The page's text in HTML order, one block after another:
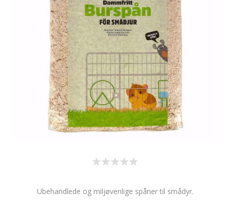
Ubehandlede og miljøvenlige spåner til smådyr.